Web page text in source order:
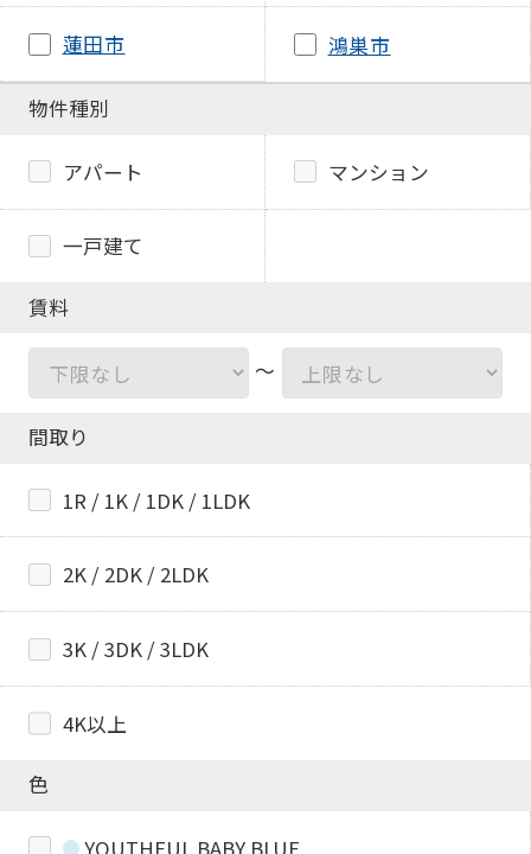
蓮田市 鴻巣市
物件種別
アパート マンション
一戸建て
賃料
～
間取り
1R / 1K / 1DK / 1LDK
2K / 2DK / 2LDK
3K / 3DK / 3LDK
4K以上
色
YOUTHFUL BABY BLUE